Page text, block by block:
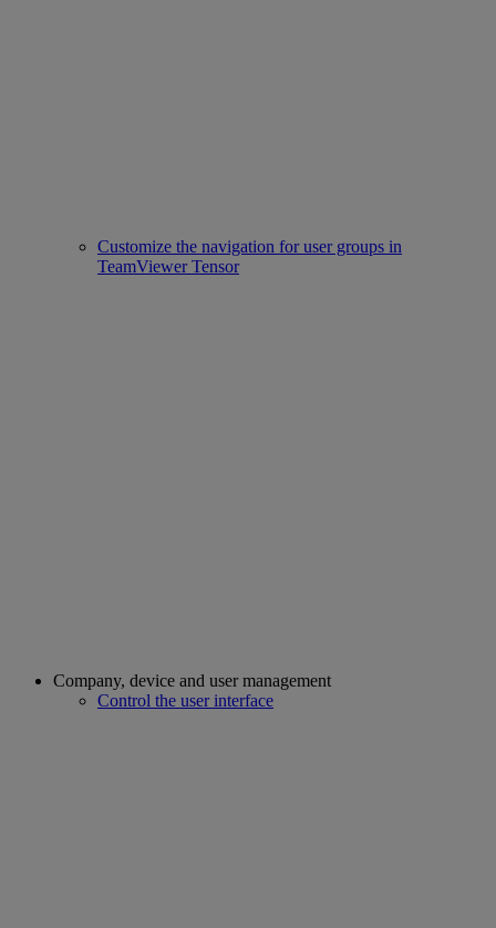
Customize the navigation for user groups in
TeamViewer Tensor
Company, device and user management
Control the user interface